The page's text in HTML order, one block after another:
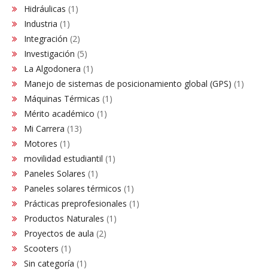
Hidráulicas (1)
Industria (1)
Integración (2)
Investigación (5)
La Algodonera (1)
Manejo de sistemas de posicionamiento global (GPS) (1)
Máquinas Térmicas (1)
Mérito académico (1)
Mi Carrera (13)
Motores (1)
movilidad estudiantil (1)
Paneles Solares (1)
Paneles solares térmicos (1)
Prácticas preprofesionales (1)
Productos Naturales (1)
Proyectos de aula (2)
Scooters (1)
Sin categoría (1)